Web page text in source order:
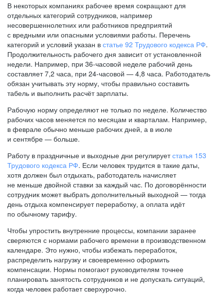
В некоторых компаниях рабочее время сокращают для
отдельных категорий сотрудников, например
несовершеннолетних или работников предприятий
с вредными или опасными условиями работы. Перечень
категорий и условий указан в статье 92 Трудового кодекса РФ.
Продолжительность рабочего дня зависит от установленной
недели. Например, при 36-часовой неделе рабочий день
составляет 7,2 часа, при 24-часовой — 4,8 часа. Работодатель
обязан учитывать эту норму, чтобы правильно составить
табель и выполнить расчёт зарплаты.
Рабочую норму определяют не только по неделе. Количество
рабочих часов меняется по месяцам и кварталам. Например,
в феврале обычно меньше рабочих дней, а в июле
и сентябре — больше.
Работу в праздничные и выходные дни регулируетстатья 153
Трудового кодекса РФ. Если человек трудится в такие даты,
хотя должен был отдыхать, работодатель начисляет
не меньше двойной ставки за каждый час. По договорённости
сотрудник может выбрать дополнительный выходной — тогда
день отдыха компенсирует переработку, а оплата идёт
по обычному тарифу.
Чтобы упростить внутренние процессы, компании заранее
сверяются с нормами рабочего времени в производственном
календаре. Это нужно, чтобы избежать переработок,
распределить нагрузку и своевременно оформить
компенсации. Нормы помогают руководителям точнее
планировать занятость сотрудников и не допускать ситуаций,
когда человек работает сверхурочно.